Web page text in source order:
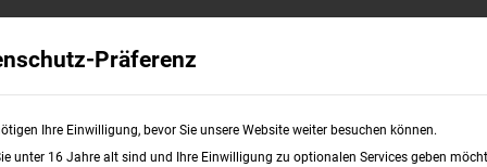
Präferenz
Ihre Einwilligung, bevor Sie unsere Website weiter besuchen können.
unter 16 Jahre alt sind und Ihre Einwilligung zu optionalen Services geben